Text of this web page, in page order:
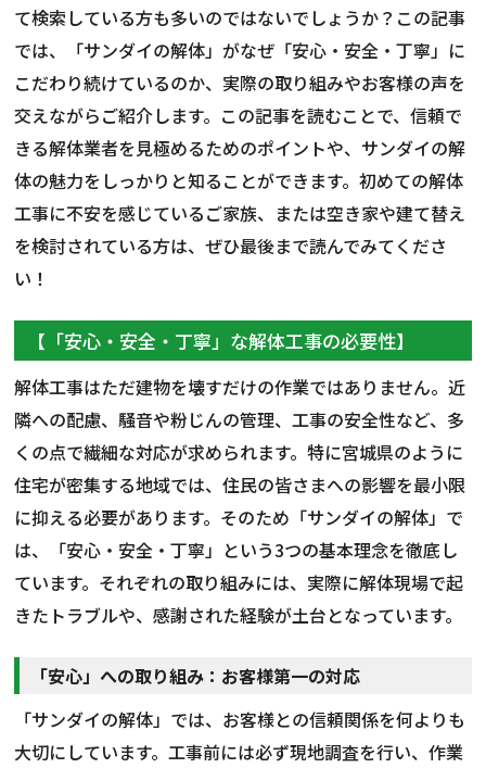
て検索している方も多いのではないでしょうか？この記事
では、「サンダイの解体」がなぜ「安心・安全・丁寧」に
こだわり続けているのか、実際の取り組みやお客様の声を
交えながらご紹介します。この記事を読むことで、信頼で
きる解体業者を見極めるためのポイントや、サンダイの解
体の魅力をしっかりと知ることができます。初めての解体
工事に不安を感じているご家族、または空き家や建て替え
を検討されている方は、ぜひ最後まで読んでみてくださ
い！
【「安心・安全・丁寧」な解体工事の必要性】
解体工事はただ建物を壊すだけの作業ではありません。近
隣への配慮、騒音や粉じんの管理、工事の安全性など、多
くの点で繊細な対応が求められます。特に宮城県のように
住宅が密集する地域では、住民の皆さまへの影響を最小限
に抑える必要があります。そのため「サンダイの解体」で
は、「安心・安全・丁寧」という3つの基本理念を徹底し
ています。それぞれの取り組みには、実際に解体現場で起
きたトラブルや、感謝された経験が土台となっています。
「安心」への取り組み：お客様第一の対応
「サンダイの解体」では、お客様との信頼関係を何よりも
大切にしています。工事前には必ず現地調査を行い、作業